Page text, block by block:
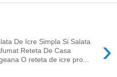
›
De Icre Simpla Si Salata
Reteta De Casa
O reteta de icre pro...